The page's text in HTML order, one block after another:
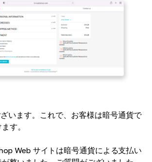
います。これで、お客様は暗号通貨で
す。
Web サイトは暗号通貨による支払い